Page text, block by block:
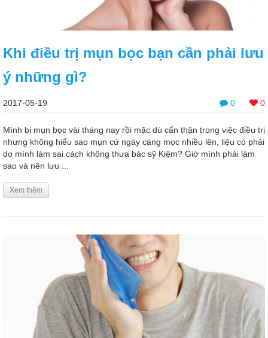
Khi điều trị mụn bọc bạn cần phải lưu
ý những gì?
0 0
2017-05-19
Mình bị mụn bọc vài tháng nay rồi mặc dù cẩn thận trong việc điều trị
nhưng không hiểu sao mụn cứ ngày càng mọc nhiều lên, liệu có phải
do mình làm sai cách không thưa bác sỹ Kiệm? Giờ mình phải làm
sao và nên lưu ...
Xem thêm